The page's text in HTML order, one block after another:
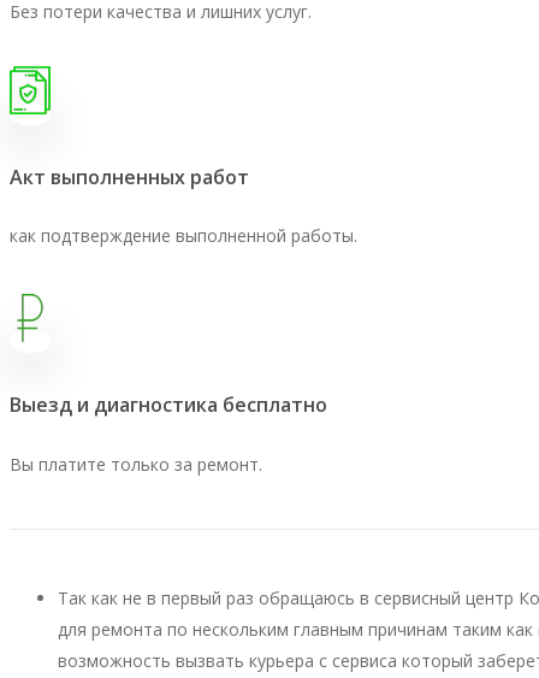
Без потери качества и лишних услуг.
Акт выполненных работ
как подтверждение выполненной работы.
Выезд и диагностика бесплатно
Вы платите только за ремонт.
Так как не в первый раз обращаюсь в сервисный центр
для ремонта по нескольким главным причинам таким
возможность вызвать курьера с сервиса который